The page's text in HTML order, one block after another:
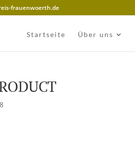
frauenwoerth.de
Startseite Über uns